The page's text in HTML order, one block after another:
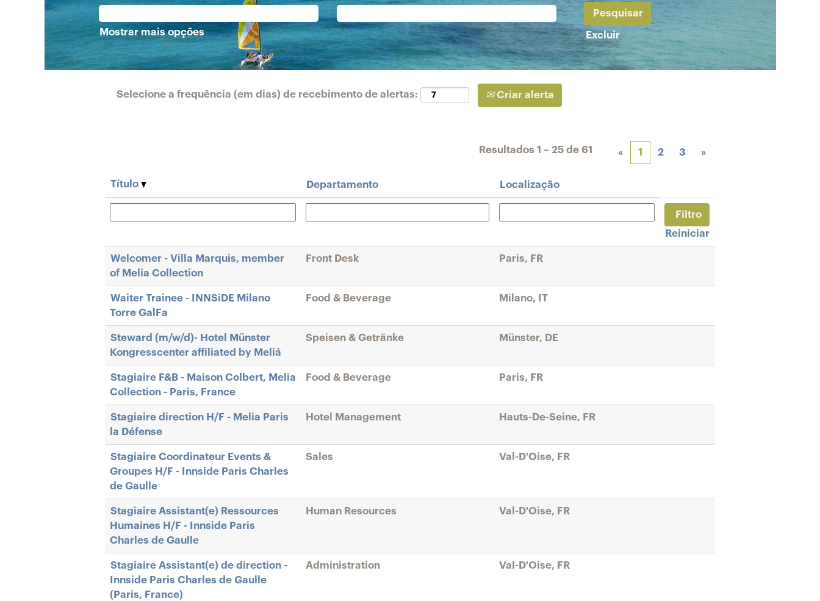
Mostrar mais opções Excluir
Selecione a frequência (em dias) de recebimento de alertas: Criar alerta
Resultados 1 – 25 de 61 « 1 2 3 »
Título Departamento Localização
Reiniciar
Welcomer - Villa Marquis, member
of Melia Collection
Front Desk Paris, FR
Waiter Trainee - INNSiDE Milano
Torre GalFa
Food & Beverage Milano, IT
Steward (m/w/d)- Hotel Münster
Kongresscenter affiliated by Meliá
Speisen & Getränke Münster, DE
Stagiaire F&B - Maison Colbert, Melia
Collection - Paris, France
Food & Beverage Paris, FR
Stagiaire direction H/F - Melia Paris
la Défense
Hotel Management Hauts-De-Seine, FR
Stagiaire Coordinateur Events &
Groupes H/F - Innside Paris Charles
de Gaulle
Sales Val-D'Oise, FR
Stagiaire Assistant(e) Ressources
Humaines H/F - Innside Paris
Charles de Gaulle
Human Resources Val-D'Oise, FR
Stagiaire Assistant(e) de direction -
Innside Paris Charles de Gaulle
(Paris, France)
Administration Val-D'Oise, FR